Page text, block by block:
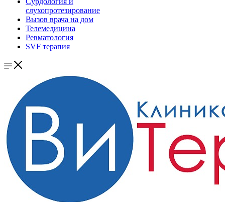
слухопротезирование
Вызов врача на дом
Телемедицина
Ревматология
SVF терапия